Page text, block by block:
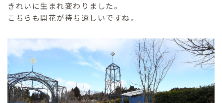
きれいに生まれ変わりました。
こちらも開花が待ち遠しいですね。